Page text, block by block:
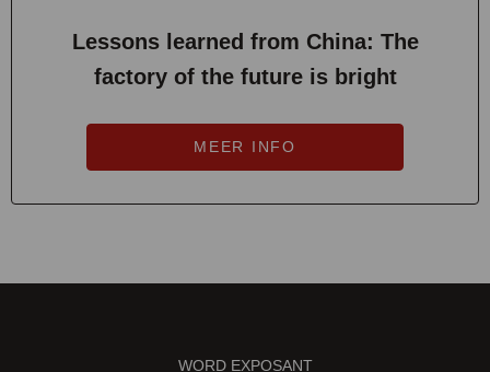
Lessons learned from China: The
factory of the future is bright
MEER INFO
WORD EXPOSANT